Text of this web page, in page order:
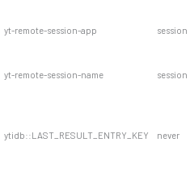
yt-remote-session-app session
yt-remote-session-name session
ytidb::LAST_RESULT_ENTRY_KEY never